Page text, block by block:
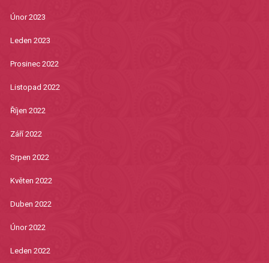
Únor 2023
Leden 2023
Prosinec 2022
Listopad 2022
Říjen 2022
Září 2022
Srpen 2022
Květen 2022
Duben 2022
Únor 2022
Leden 2022